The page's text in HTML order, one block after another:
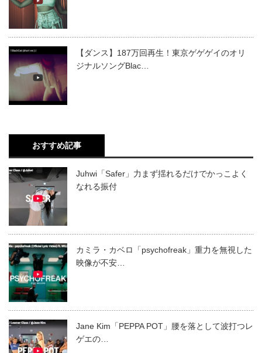
【ダンス】187万回再生！東京ゲゲゲイのオリ
ジナルソングBlac…
おすすめ記事
Juhwi「Safer」力まず揺れるだけでかっこよく
なれる振付
カミラ・カベロ「psychofreak」重力を無視した
映像が不安…
Jane Kim「PEPPA POT」腰を落として波打つレ
ゲエの…